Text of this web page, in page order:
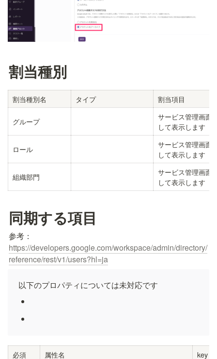
割当種別
割当種別名 タイプ 割当項目
グループ
サービス管理画面
して表示します
ロール
サービス管理画面
して表示します
組織部門
サービス管理画面
して表示します
同期する項目
参考：
https://developers.google.com/workspace/admin/directory/
reference/rest/v1/users?hl=ja
以下のプロパティについては未対応です
必須 属性名
key